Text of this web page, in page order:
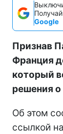
Google
Признав
Франция
который
решения о
Об этом
ссылкой на